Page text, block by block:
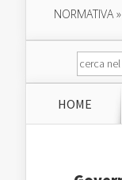
NORMATIVA»
HOME